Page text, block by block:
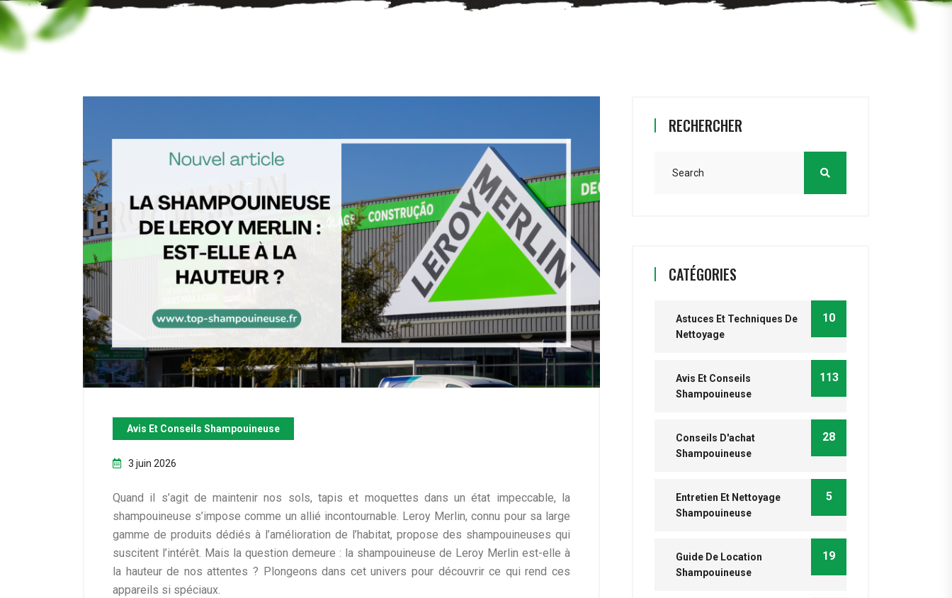
Avis Et Conseils Shampouineuse
3 juin 2026
Quand il s’agit de maintenir nos sols, tapis et moquettes dans un état impeccable, la
shampouineuse s’impose comme un allié incontournable. Leroy Merlin, connu pour sa large
gamme de produits dédiés à l’amélioration de l’habitat, propose des shampouineuses qui
suscitent l’intérêt. Mais la question demeure : la shampouineuse de Leroy Merlin est-elle à
la hauteur de nos attentes ? Plongeons dans cet univers pour découvrir ce qui rend ces
appareils si spéciaux.
RECHERCHER
CATÉGORIES
Astuces Et Techniques De
Nettoyage
10
Avis Et Conseils
Shampouineuse
113
Conseils D'achat
Shampouineuse
28
Entretien Et Nettoyage
Shampouineuse
5
Guide De Location
Shampouineuse
19